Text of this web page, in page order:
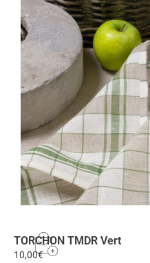
TORCHON TMDR Vert
10,00€